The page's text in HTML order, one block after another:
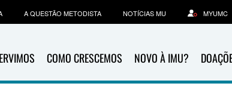
COMO CRESCEMOS NOVO À IMU?
A QUESTÃO METODISTA NOTÍCIAS MU MYUMC